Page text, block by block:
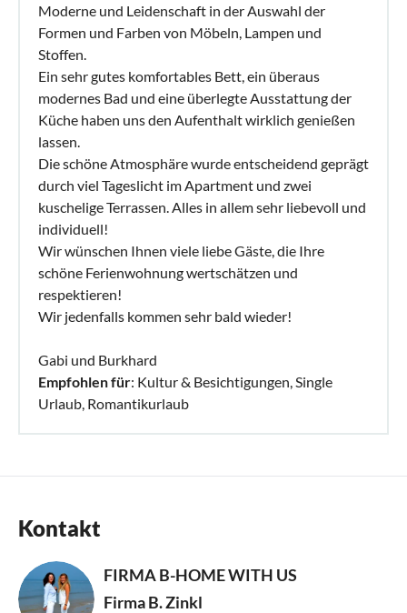
Moderne und Leidenschaft in der Auswahl der
Formen und Farben von Möbeln, Lampen und
Stoffen.
Ein sehr gutes komfortables Bett, ein überaus
modernes Bad und eine überlegte Ausstattung der
Küche haben uns den Aufenthalt wirklich genießen
lassen.
Die schöne Atmosphäre wurde entscheidend geprägt
durch viel Tageslicht im Apartment und zwei
kuschelige Terrassen. Alles in allem sehr liebevoll und
individuell!
Wir wünschen Ihnen viele liebe Gäste, die Ihre
schöne Ferienwohnung wertschätzen und
respektieren!
Wir jedenfalls kommen sehr bald wieder!
Gabi und Burkhard
Empfohlen für: Kultur & Besichtigungen, Single
Urlaub, Romantikurlaub
Kontakt
FIRMA B-HOME WITH US
Firma B. Zinkl